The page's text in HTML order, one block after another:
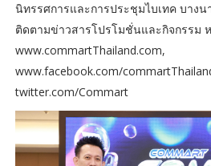
นิทรรศการและการประชุมไบเทค บางน
ติดตามข่าวสารโปรโมชั่นและกิจกรรม
www.commartThailand.com,
www.facebook.com/
twitter.com/Commart